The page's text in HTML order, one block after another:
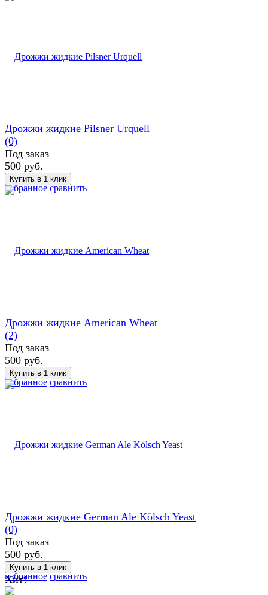
избранное сравнить
Дрожжи жидкие Pilsner Urquell
(0)
Под заказ
500 руб.
избранное сравнить
Дрожжи жидкие American Wheat
(2)
Под заказ
500 руб.
избранное сравнить
Дрожжи жидкие German Ale Kölsch Yeast
(0)
Под заказ
500 руб.
Хит!